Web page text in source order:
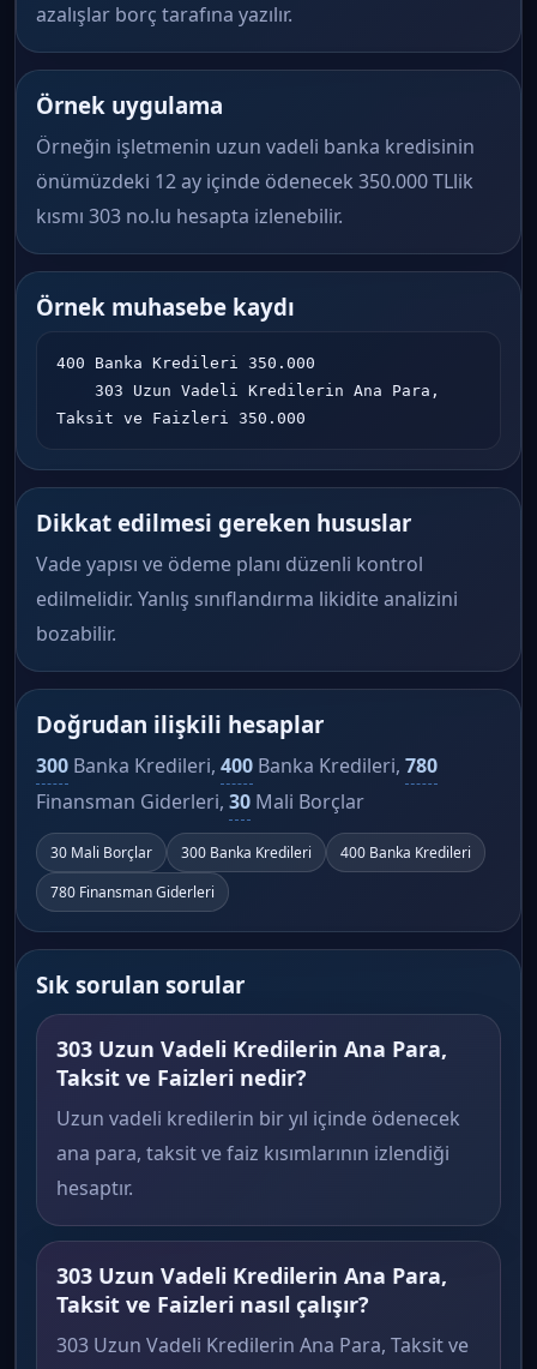
azalışlar borç tarafına yazılır.
Örnek uygulama
Örneğin işletmenin uzun vadeli banka kredisinin
önümüzdeki 12 ay içinde ödenecek 350.000 TLlik
kısmı 303 no.lu hesapta izlenebilir.
Örnek muhasebe kaydı
400 Banka Kredileri 350.000
Taksit ve Faizleri 350.000
Dikkat edilmesi gereken hususlar
Vade yapısı ve ödeme planı düzenli kontrol
edilmelidir. Yanlış sınıflandırma likidite analizini
bozabilir.
Doğrudan ilişkili hesaplar
300 Banka Kredileri, 400 Banka Kredileri, 780
Finansman Giderleri, 30 Mali Borçlar
30 Mali Borçlar 300 Banka Kredileri
400 Banka Kredileri
780 Finansman Giderleri
Sık sorulan sorular
303 Uzun Vadeli Kredilerin Ana Para,
Taksit ve Faizleri nedir?
Uzun vadeli kredilerin bir yıl içinde ödenecek
ana para, taksit ve faiz kısımlarının izlendiği
hesaptır.
303 Uzun Vadeli Kredilerin Ana Para,
Taksit ve Faizleri nasıl çalışır?
303 Uzun Vadeli Kredilerin Ana Para, Taksit ve